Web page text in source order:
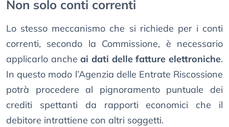
Non solo conti correnti
Lo stesso meccanismo che si richiede per i conti
correnti, secondo la Commissione, è necessario
applicarlo ancheai dati delle fatture elettroniche.
In questo modo l’Agenzia delle Entrate Riscossione
potrà procedere al pignoramento puntuale dei
crediti spettanti da rapporti economici che il
debitore intrattiene con altri soggetti.